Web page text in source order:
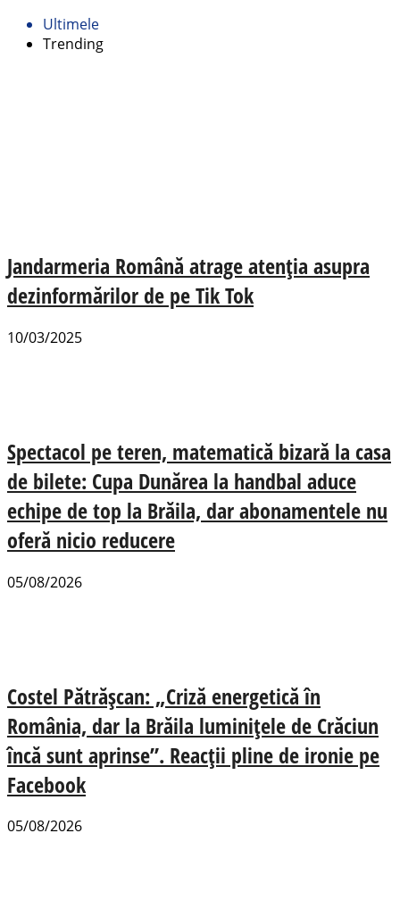
Ultimele
Trending
Jandarmeria Română atrage atenția asupra
dezinformărilor de pe Tik Tok
10/03/2025
Spectacol pe teren, matematică bizară la casa
de bilete: Cupa Dunărea la handbal aduce
echipe de top la Brăila, dar abonamentele nu
oferă nicio reducere
05/08/2026
Costel Pătrășcan: „Criză energetică în
România, dar la Brăila luminițele de Crăciun
încă sunt aprinse”. Reacții pline de ironie pe
Facebook
05/08/2026